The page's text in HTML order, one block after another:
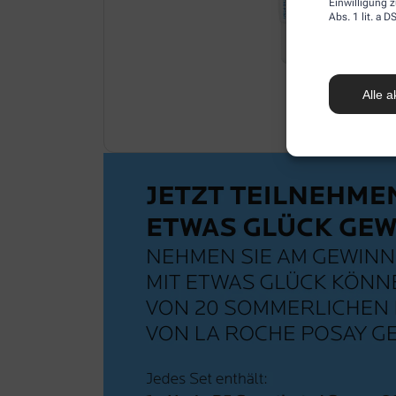
Einwilligung
Abs. 1 lit. a
Alle